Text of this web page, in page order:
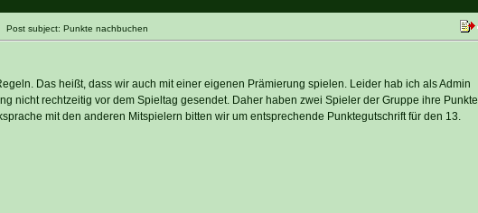
subject: Punkte nachbuchen
Das heißt, dass wir auch mit einer eigenen Prämierung spielen. Leider hab ich als Admin
nicht rechtzeitig vor dem Spieltag gesendet. Daher haben zwei Spieler der Gruppe ihre Punkte
mit den anderen Mitspielern bitten wir um entsprechende Punktegutschrift für den 13.